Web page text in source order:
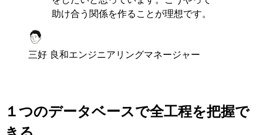
助け合う関係を作ることが理想です。
三好 良和エンジニアリングマネージャー
１つのデータベースで全工程を把握で